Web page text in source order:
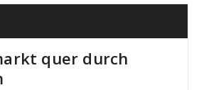
quer durch